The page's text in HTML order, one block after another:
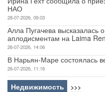
НАО
28-07-2026, 09:03
Алла Пугачева высказалась
аплодисментам на Laima
26-07-2026, 14:06
В Нарьян-Маре состоялась
26-07-2026, 11:16
Недвижимость >>>